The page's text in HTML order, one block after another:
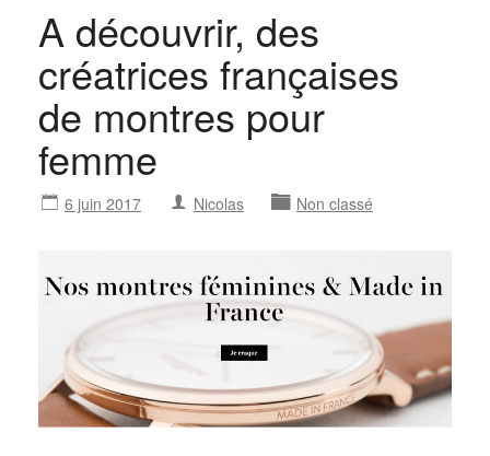
A découvrir, des
créatrices françaises
de montres pour
femme
6 juin 2017 Nicolas Non classé